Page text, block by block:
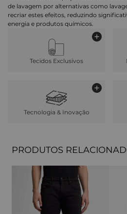
de lavagem por alternativas como
recriar estes efeitos, reduzindo
energia e produtos químicos.
Tecidos Exclusivos
Tecnologia & Inovação
PRODUTOS